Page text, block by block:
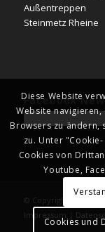
Außentreppen
Steinmetz Rheine
Facebook
© Copyright -
Impressum |
Diese Website
Website
Browsers zu ändern,
zu. Unter
Cookies von
Youtube,
Cookies und